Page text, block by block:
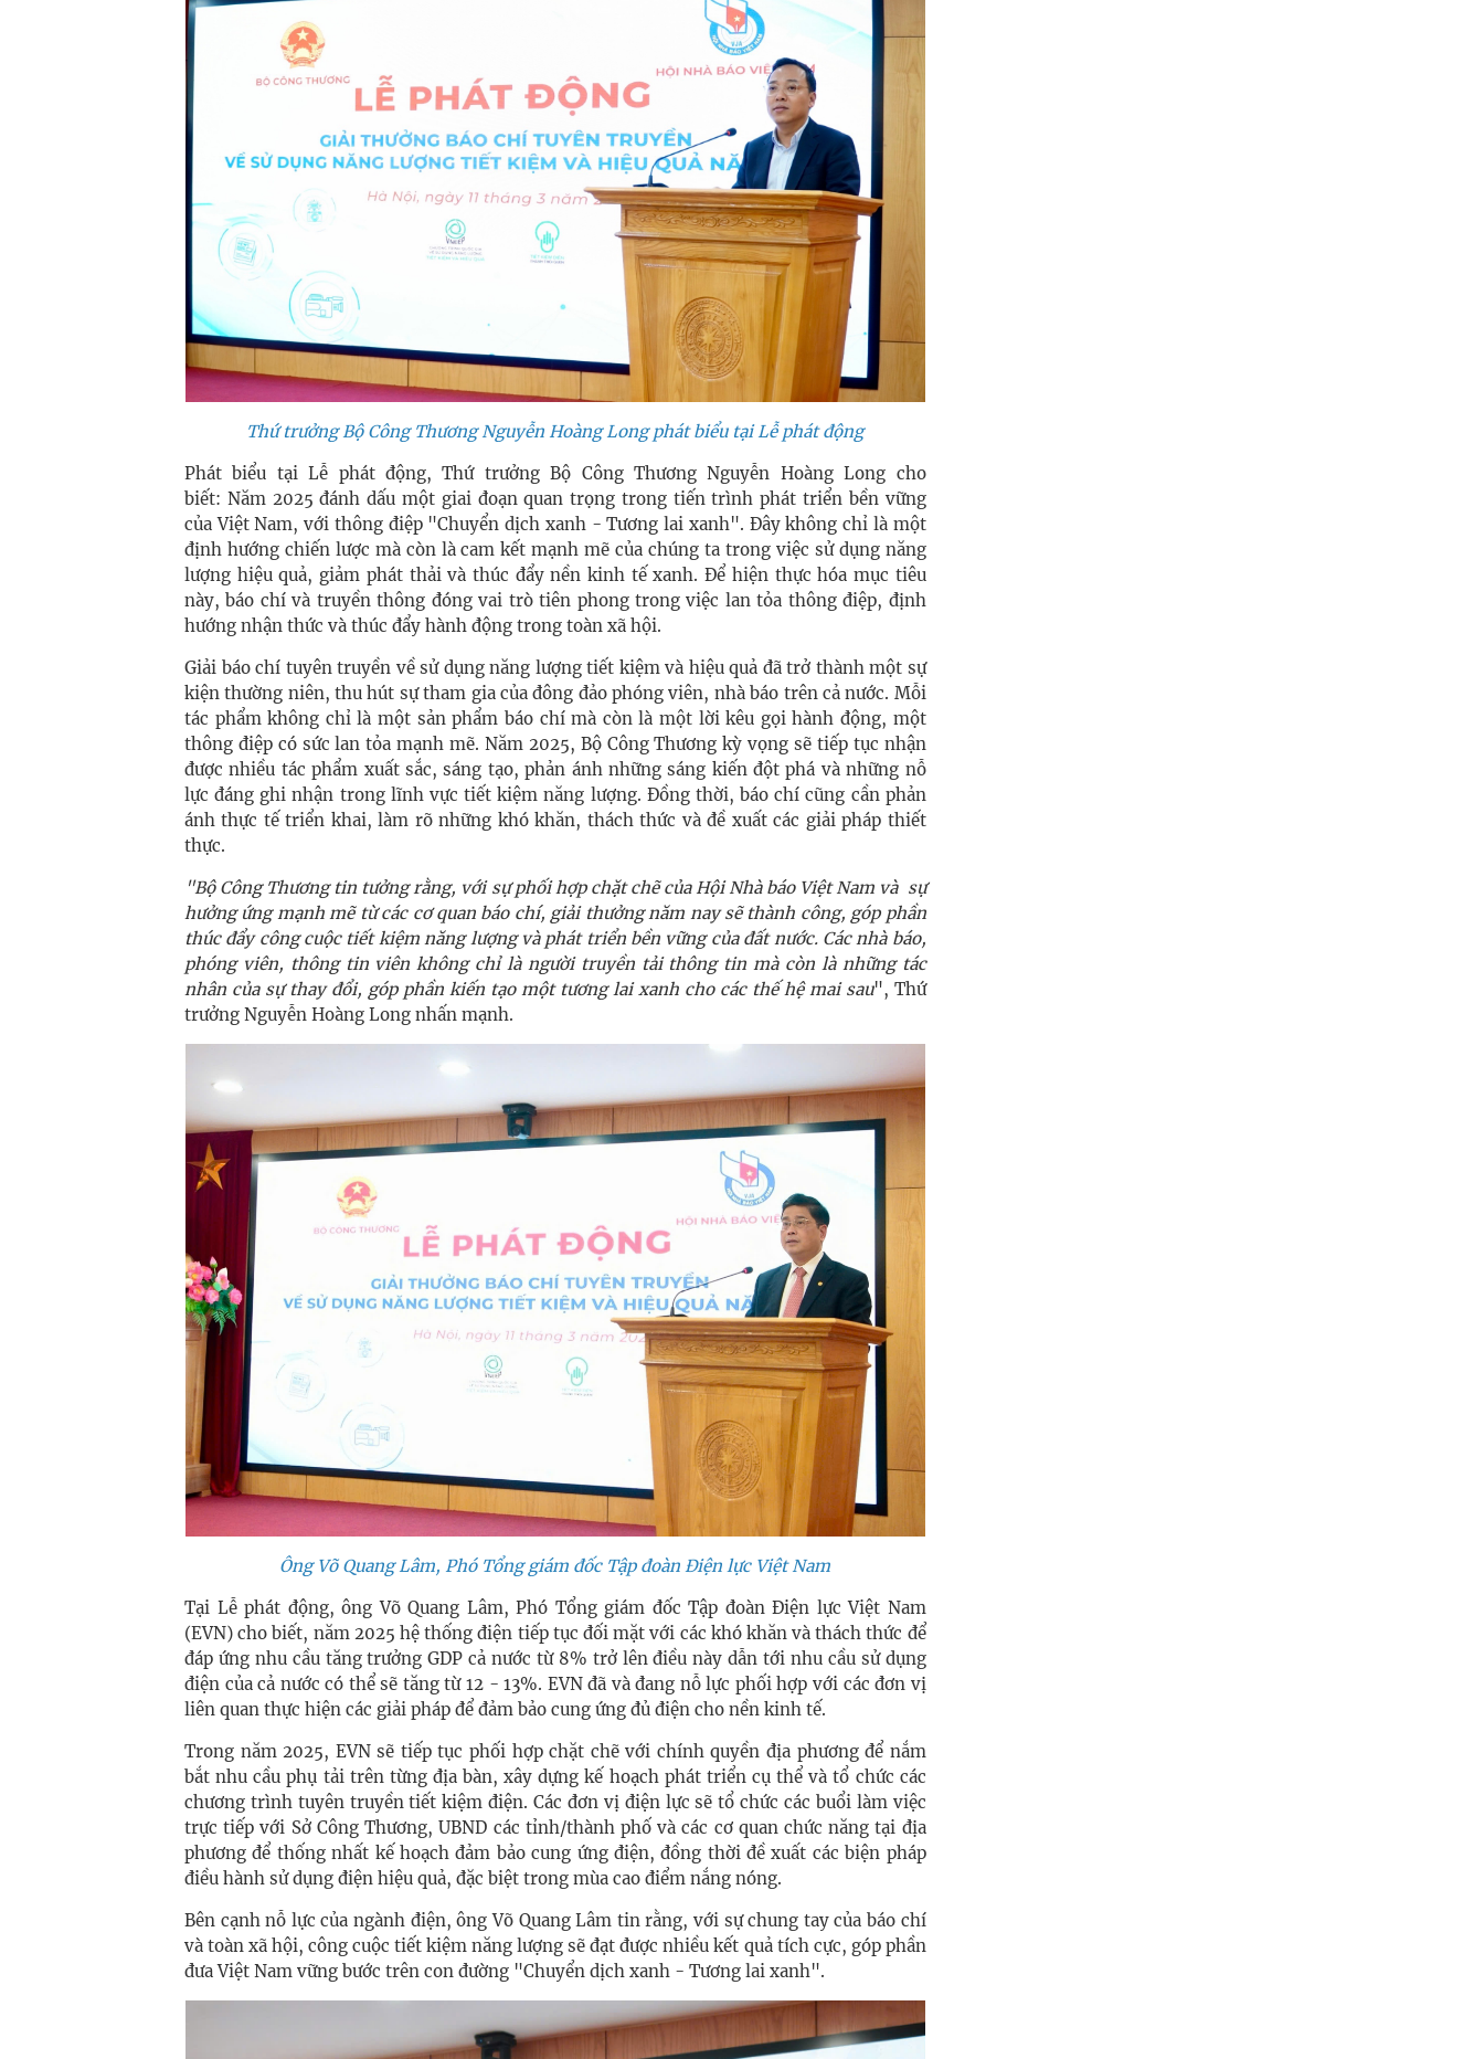
Thứ trưởng Bộ Công Thương Nguyễn Hoàng Long phát biểu tại Lễ phát động
Phát biểu tại Lễ phát động, Thứ trưởng Bộ Công Thương Nguyễn Hoàng Long cho
biết: Năm 2025 đánh dấu một giai đoạn quan trọng trong tiến trình phát triển bền vững
của Việt Nam, với thông điệp "Chuyển dịch xanh - Tương lai xanh". Đây không chỉ là một
định hướng chiến lược mà còn là cam kết mạnh mẽ của chúng ta trong việc sử dụng năng
lượng hiệu quả, giảm phát thải và thúc đẩy nền kinh tế xanh. Để hiện thực hóa mục tiêu
này, báo chí và truyền thông đóng vai trò tiên phong trong việc lan tỏa thông điệp, định
hướng nhận thức và thúc đẩy hành động trong toàn xã hội.
Giải báo chí tuyên truyền về sử dụng năng lượng tiết kiệm và hiệu quả đã trở thành một sự
kiện thường niên, thu hút sự tham gia của đông đảo phóng viên, nhà báo trên cả nước. Mỗi
tác phẩm không chỉ là một sản phẩm báo chí mà còn là một lời kêu gọi hành động, một
thông điệp có sức lan tỏa mạnh mẽ. Năm 2025, Bộ Công Thương kỳ vọng sẽ tiếp tục nhận
được nhiều tác phẩm xuất sắc, sáng tạo, phản ánh những sáng kiến đột phá và những nỗ
lực đáng ghi nhận trong lĩnh vực tiết kiệm năng lượng. Đồng thời, báo chí cũng cần phản
ánh thực tế triển khai, làm rõ những khó khăn, thách thức và đề xuất các giải pháp thiết
thực.
"Bộ Công Thương tin tưởng rằng, với sự phối hợp chặt chẽ của Hội Nhà báo Việt Nam và sự
hưởng ứng mạnh mẽ từ các cơ quan báo chí, giải thưởng năm nay sẽ thành công, góp phần
thúc đẩy công cuộc tiết kiệm năng lượng và phát triển bền vững của đất nước. Các nhà báo,
phóng viên, thông tin viên không chỉ là người truyền tải thông tin mà còn là những tác
nhân của sự thay đổi, góp phần kiến tạo một tương lai xanh cho các thế hệ mai sau", Thứ
trưởng Nguyễn Hoàng Long nhấn mạnh.
Ông Võ Quang Lâm, Phó Tổng giám đốc Tập đoàn Điện lực Việt Nam
Tại Lễ phát động, ông Võ Quang Lâm, Phó Tổng giám đốc Tập đoàn Điện lực Việt Nam
(EVN) cho biết, năm 2025 hệ thống điện tiếp tục đối mặt với các khó khăn và thách thức để
đáp ứng nhu cầu tăng trưởng GDP cả nước từ 8% trở lên điều này dẫn tới nhu cầu sử dụng
điện của cả nước có thể sẽ tăng từ 12 - 13%. EVN đã và đang nỗ lực phối hợp với các đơn vị
liên quan thực hiện các giải pháp để đảm bảo cung ứng đủ điện cho nền kinh tế.
Trong năm 2025, EVN sẽ tiếp tục phối hợp chặt chẽ với chính quyền địa phương để nắm
bắt nhu cầu phụ tải trên từng địa bàn, xây dựng kế hoạch phát triển cụ thể và tổ chức các
chương trình tuyên truyền tiết kiệm điện. Các đơn vị điện lực sẽ tổ chức các buổi làm việc
trực tiếp với Sở Công Thương, UBND các tỉnh/thành phố và các cơ quan chức năng tại địa
phương để thống nhất kế hoạch đảm bảo cung ứng điện, đồng thời đề xuất các biện pháp
điều hành sử dụng điện hiệu quả, đặc biệt trong mùa cao điểm nắng nóng.
Bên cạnh nỗ lực của ngành điện, ông Võ Quang Lâm tin rằng, với sự chung tay của báo chí
và toàn xã hội, công cuộc tiết kiệm năng lượng sẽ đạt được nhiều kết quả tích cực, góp phần
đưa Việt Nam vững bước trên con đường "Chuyển dịch xanh - Tương lai xanh".